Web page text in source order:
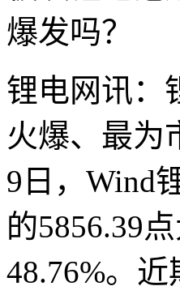
锂电网讯：
火爆、最为
9日，Wind
的5856.39
48.76%。